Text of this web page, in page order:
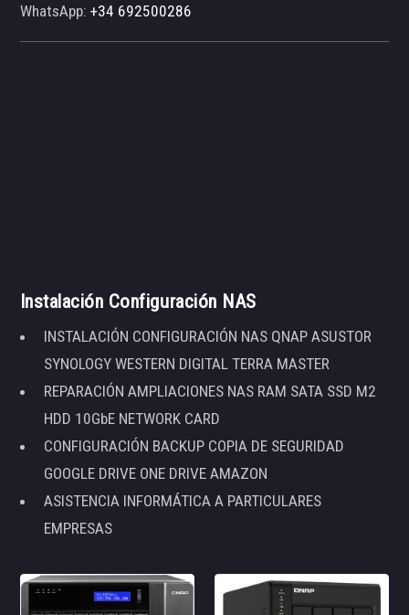
WhatsApp:+34 692500286
Instalación Configuración NAS
INSTALACIÓN CONFIGURACIÓN NAS QNAP ASUSTOR
SYNOLOGY WESTERN DIGITAL TERRA MASTER
REPARACIÓN AMPLIACIONES NAS RAM SATA SSD M2
HDD 10GbE NETWORK CARD
CONFIGURACIÓN BACKUP COPIA DE SEGURIDAD
GOOGLE DRIVE ONE DRIVE AMAZON
ASISTENCIA INFORMÁTICA A PARTICULARES
EMPRESAS